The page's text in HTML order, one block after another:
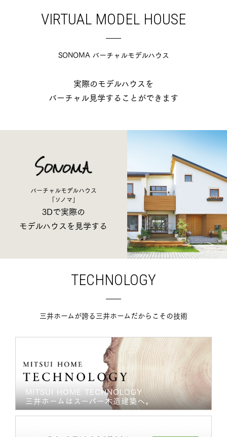
VIRTUAL MODEL HOUSE
SONOMA バーチャルモデルハウス
実際のモデルハウスを
バーチャル見学することができます
バーチャルモデルハウス
「ソノマ」
3Dで実際の
モデルハウスを見学する
TECHNOLOGY
三井ホームが誇る三井ホームだからこその技術
MITSUI HOME TECHNOLOGY
三井ホームはスーパー木造建築へ。